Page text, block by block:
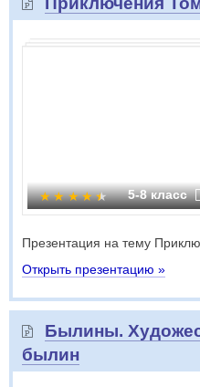
5-8 класс
Презентация на тему
Открыть презентацию »
Былины.
былин